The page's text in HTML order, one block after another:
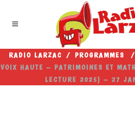
RADIO LARZAC / PROGRAMMES /
VOIX HAUTE – PATRIMOINES ET
LECTURE 2025) – 27